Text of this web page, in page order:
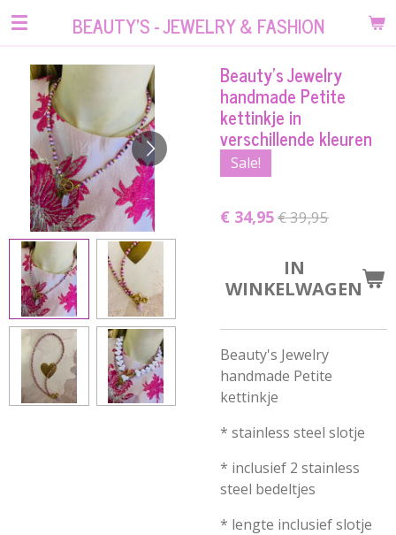
Ga
hoofdinhoud
BEAUTY'S - JEWELRY & FASHION
Beauty's Jewelry
handmade Petite
kettinkje in
verschillende kleuren
Sale!
€ 34,95€ 39,95
IN
WINKELWAGEN
Beauty's Jewelry
handmade Petite
kettinkje
* stainless steel slotje
* inclusief 2 stainless
steel bedeltjes
* lengte inclusief slotje